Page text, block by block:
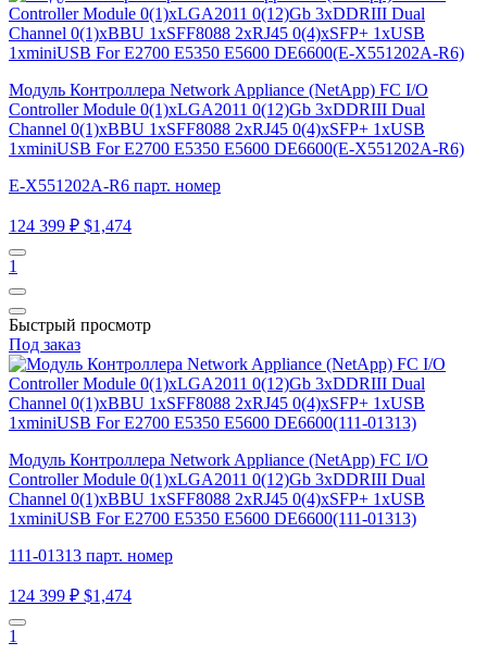
Модуль Контроллера Network Appliance (NetApp) FC I/O
Controller Module 0(1)xLGA2011 0(12)Gb 3xDDRIII Dual
Channel 0(1)xBBU 1xSFF8088 2xRJ45 0(4)xSFP+ 1xUSB
1xminiUSB For E2700 E5350 E5600 DE6600(E-X551202A-R6)
E-X551202A-R6 парт. номер
124 399 ₽ $1,474
1
Быстрый просмотр
Под заказ
Модуль Контроллера Network Appliance (NetApp) FC I/O
Controller Module 0(1)xLGA2011 0(12)Gb 3xDDRIII Dual
Channel 0(1)xBBU 1xSFF8088 2xRJ45 0(4)xSFP+ 1xUSB
1xminiUSB For E2700 E5350 E5600 DE6600(111-01313)
111-01313 парт. номер
124 399 ₽ $1,474
1